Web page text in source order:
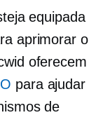
equipada
aprimorar o
oferecem
para ajudar
de